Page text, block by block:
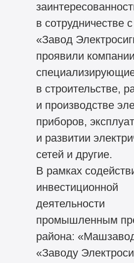
в сотрудничестве
«Завод
проявили
в строительстве,
и производстве
приборов,
и развитии
сетей и другие.
В рамках
инвестиционной
деятельности
промышленным
района:
«Заводу